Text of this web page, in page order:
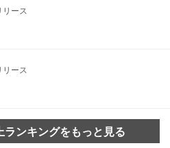
ース
ース
ンキングをもっと見る